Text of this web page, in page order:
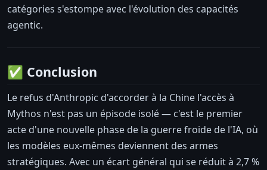
catégories s'estompe avec l'évolution des capacités
agentic.
✅ Conclusion
Le refus d'Anthropic d'accorder à la Chine l'accès à
Mythos n'est pas un épisode isolé — c'est le premier
acte d'une nouvelle phase de la guerre froide de l'IA, où
les modèles eux-mêmes deviennent des armes
stratégiques. Avec un écart général qui se réduit à 2,7 %